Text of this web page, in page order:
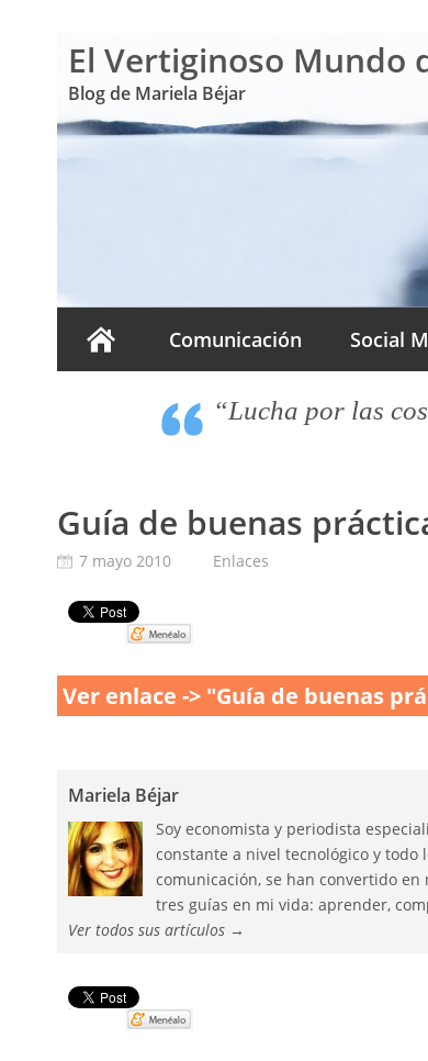
El Vertiginoso Mundo
Blog de Mariela Béjar
Comunicación Social
“Lucha por las
Guía de buenas
7 mayo 2010 Enlaces
Ver enlace -> "Guía de buenas
Mariela Béjar
Soy economista y periodista
constante a nivel tecnológico y
comunicación, se han convertido
tres guías en mi vida: aprender,
Ver todos sus artículos →